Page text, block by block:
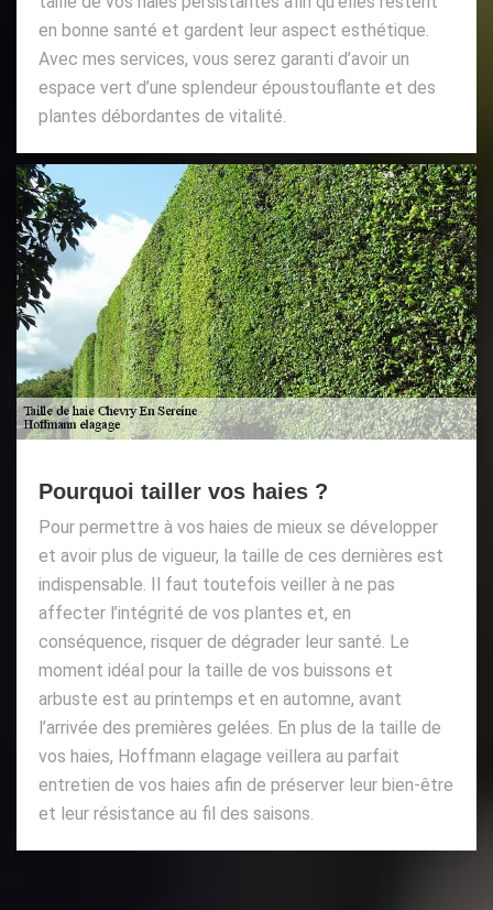
en bonne santé et gardent leur aspect esthétique.
Avec mes services, vous serez garanti d’avoir un
espace vert d’une splendeur époustouflante et des
plantes débordantes de vitalité.
Pourquoi tailler vos haies ?
Pour permettre à vos haies de mieux se développer
et avoir plus de vigueur, la taille de ces dernières est
indispensable. Il faut toutefois veiller à ne pas
affecter l’intégrité de vos plantes et, en
conséquence, risquer de dégrader leur santé. Le
moment idéal pour la taille de vos buissons et
arbuste est au printemps et en automne, avant
l’arrivée des premières gelées. En plus de la taille de
vos haies, Hoffmann elagage veillera au parfait
entretien de vos haies afin de préserver leur bien-être
et leur résistance au fil des saisons.